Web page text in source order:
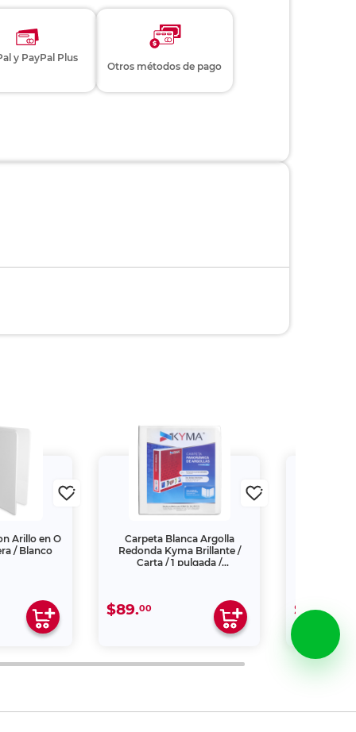
y PayPal Plus
Otros métodos de pago
Arillo en O
/ Blanco
Carpeta Blanca Argolla
Redonda Kyma Brillante /
Carta / 1 pulgada /
$89.00 $199.